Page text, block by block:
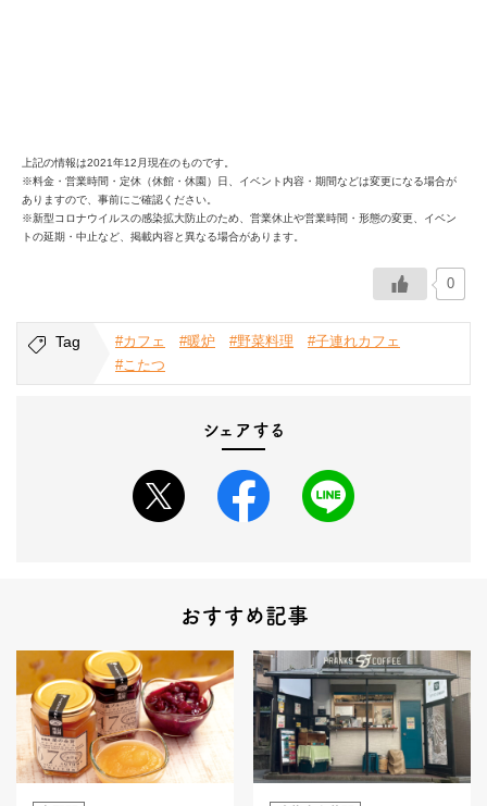
上記の情報は2021年12月現在のものです。
※料金・営業時間・定休（休館・休園）日、イベント内容・期間などは変更になる場合が
ありますので、事前にご確認ください。
※新型コロナウイルスの感染拡大防止のため、営業休止や営業時間・形態の変更、イベン
トの延期・中止など、掲載内容と異なる場合があります。
0
Tag #カフェ #暖炉 #野菜料理
#子連れカフェ
#こたつ
シェアする
おすすめ記事